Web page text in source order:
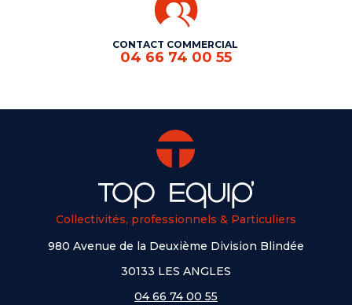
CONTACT COMMERCIAL
04 66 74 00 55
Collectivités, professionnels & Particuliers
980 Avenue de la Deuxième Division Blindée
30133 LES ANGLES
04 66 74 00 55